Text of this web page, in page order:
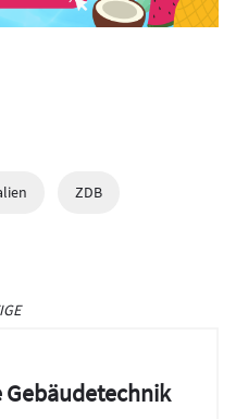
ZDB
Gebäudetechnik